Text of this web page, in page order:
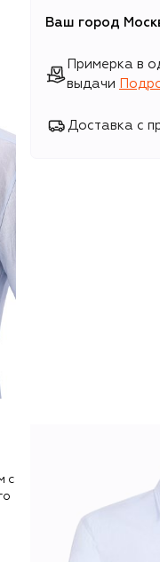
Ваш город
Примерка в
выдачи
Доставка с
с